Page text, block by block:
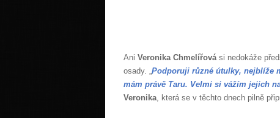
Ani Veronika Chmelířová si nedokáže
osady. „ Podporuji různé útulky, nejblíže
mám právě Taru. Velmi si vážím jejich
Veronika , která se v těchto dnech pilně